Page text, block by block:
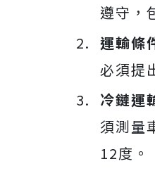
遵守，
運輸條
必須提
冷鏈運
須測量
12度。